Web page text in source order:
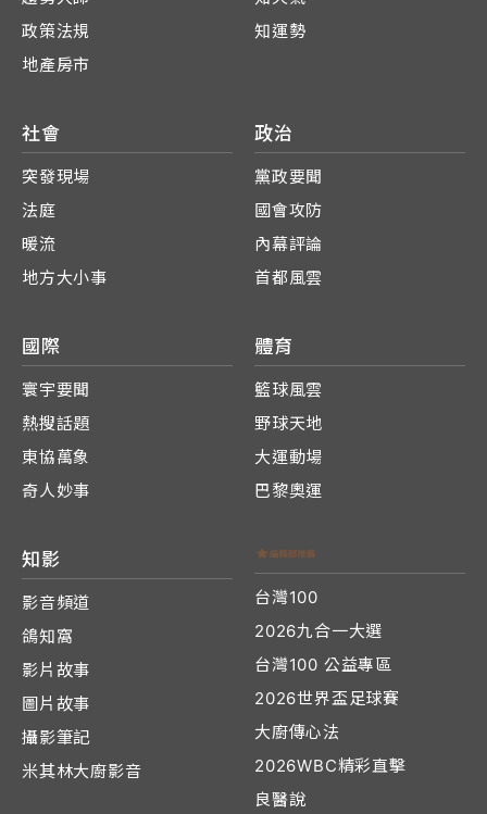
政策法規
地產房市
知運勢
社會
突發現場
法庭
暖流
地方大小事
政治
黨政要聞
國會攻防
內幕評論
首都風雲
國際
寰宇要聞
熱搜話題
東協萬象
奇人妙事
體育
籃球風雲
野球天地
大運動場
巴黎奧運
知影
影音頻道
鴿知窩
影片故事
圖片故事
攝影筆記
米其林大廚影音
台灣100
2026九合一大選
台灣100 公益專區
2026世界盃足球賽
大廚傳心法
2026WBC精彩直擊
良醫說